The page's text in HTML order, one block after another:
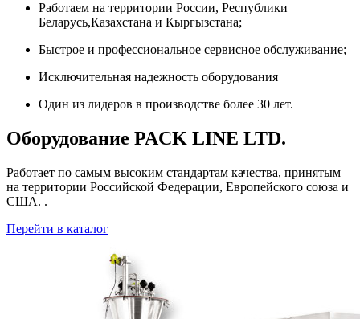
Работаем на территории России, Республики
Беларусь,Казахстана и Кыргызстана;
Быстрое и профессиональное сервисное обслуживание;
Исключительная надежность оборудования
Один из лидеров в производстве более 30 лет.
Оборудование PACK LINE LTD.
Работает по самым высоким стандартам качества, принятым
на территории Российской Федерации, Европейского союза и
США. .
Перейти в каталог